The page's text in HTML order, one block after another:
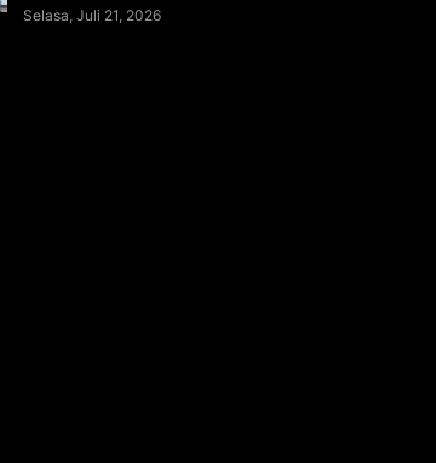
Selasa, Juli 21, 2026